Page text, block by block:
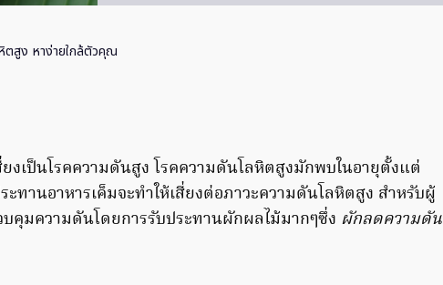
สูง หาง่ายใกล้ตัวคุณ
งเป็นโรคความดันสูง โรคความดันโลหิตสูงมักพบในอายุตั้งแต่
ทานอาหารเค็มจะทำให้เสี่ยงต่อภาวะความดันโลหิตสูง สำหรับผู้
คุมความดันโดยการรับประทานผักผลไม้มากๆซึ่ง ผักลดความดัน